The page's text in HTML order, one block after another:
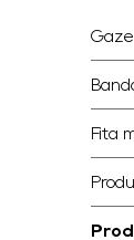
Gaze
Fita